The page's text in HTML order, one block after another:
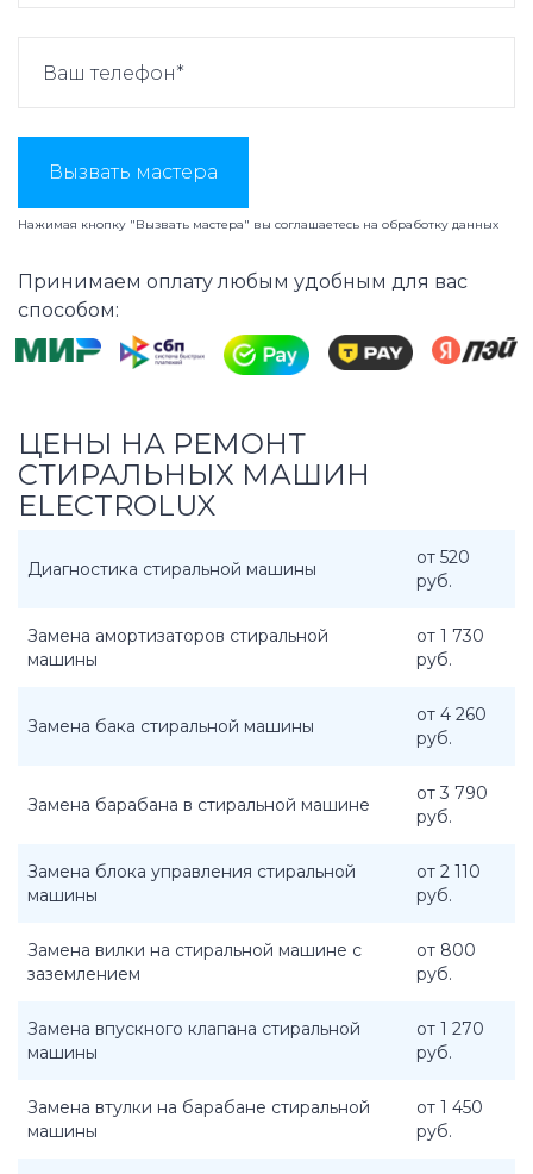
Вызвать мастера
Нажимая кнопку "Вызвать мастера" вы соглашаетесь на обработку данных
Принимаем оплату любым удобным для вас
способом:
ЦЕНЫ НА РЕМОНТ
СТИРАЛЬНЫХ МАШИН
ELECTROLUX
Диагностика стиральной машины
от 520
руб.
Замена амортизаторов стиральной
машины
от 1 730
руб.
Замена бака стиральной машины
от 4 260
руб.
Замена барабана в стиральной машине
от 3 790
руб.
Замена блока управления стиральной
машины
от 2 110
руб.
Замена вилки на стиральной машине с
заземлением
от 800
руб.
Замена впускного клапана стиральной
машины
от 1 270
руб.
Замена втулки на барабане стиральной
машины
от 1 450
руб.